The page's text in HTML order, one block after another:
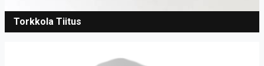
Torkkola Tiitus